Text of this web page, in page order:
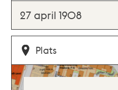
27 april 1908
Plats